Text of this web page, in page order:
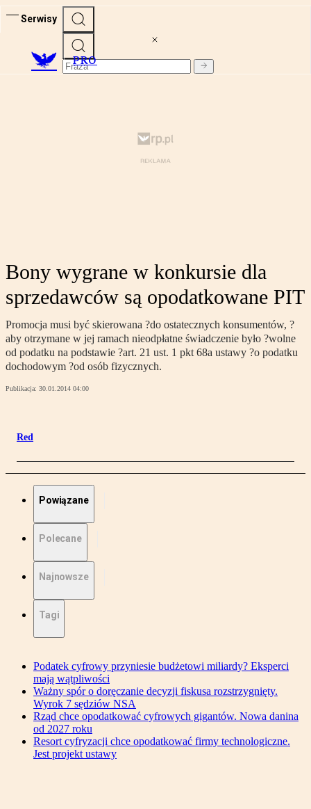
Serwisy
PRO
Bony wygrane w konkursie dla
sprzedawców są opodatkowane PIT
Promocja musi być skierowana ?do ostatecznych konsumentów, ?
aby otrzymane w jej ramach nieodpłatne świadczenie było ?wolne
od podatku na podstawie ?art. 21 ust. 1 pkt 68a ustawy ?o podatku
dochodowym ?od osób fizycznych.
Publikacja: 30.01.2014 04:00
Red
Powiązane
Polecane
Najnowsze
Tagi
Podatek cyfrowy przyniesie budżetowi miliardy? Eksperci
mają wątpliwości
Ważny spór o doręczanie decyzji fiskusa rozstrzygnięty.
Wyrok 7 sędziów NSA
Rząd chce opodatkować cyfrowych gigantów. Nowa danina
od 2027 roku
Resort cyfryzacji chce opodatkować firmy technologiczne.
Jest projekt ustawy